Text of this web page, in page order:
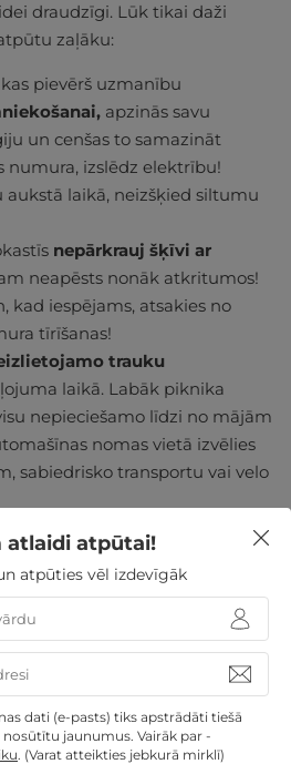
draudzīgi. Lūk tikai daži
zaļāku:
pievērš uzmanību
apzinās savu
un cenšas to samazināt
numura, izslēdz elektrību!
aukstā laikā, neizšķied siltumu
nepārkrauj šķīvi ar
neapēsts nonāk atkritumos!
kad iespējams, atsakies no
tīrīšanas!
trauku
laikā. Labāk piknika
nepieciešamo līdzi no mājām
nomas vietā izvēlies
sabiedrisko transportu vai velo
pēc sevis gružus!
atlaidi atpūtai!
atpūties vēl izdevīgāk
dati (e-pasts) tiks apstrādāti tiešā
jaunumus. Vairāk par -
. (Varat atteikties jebkurā mirklī)